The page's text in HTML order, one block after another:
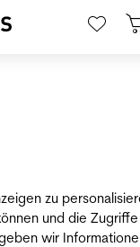
zu
und die
wir